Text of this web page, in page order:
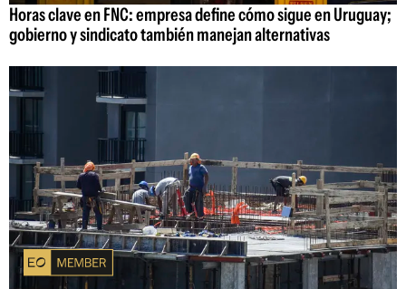
Horas clave en FNC: empresa define cómo sigue en Uruguay;
gobierno y sindicato también manejan alternativas